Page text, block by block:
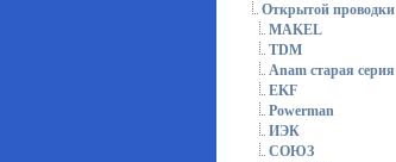
Открытой проводки
MAKEL
TDM
Anam старая серия
EKF
Powerman
ИЭК
СОЮЗ